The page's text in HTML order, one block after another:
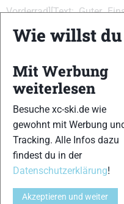
Vorderrad][Text: Guter
leistungsorientiertes
geeignet.]
{Laufruhe/
VERWANDTE ARTIKEL
Wie willst
Mit Werbung
weiterlesen
Besuche xc-ski.de wie
gewohnt mit Werbung
Tracking. Alle Infos dazu
findest du in der
Datenschutzerklärung!
Akzeptieren und weiter